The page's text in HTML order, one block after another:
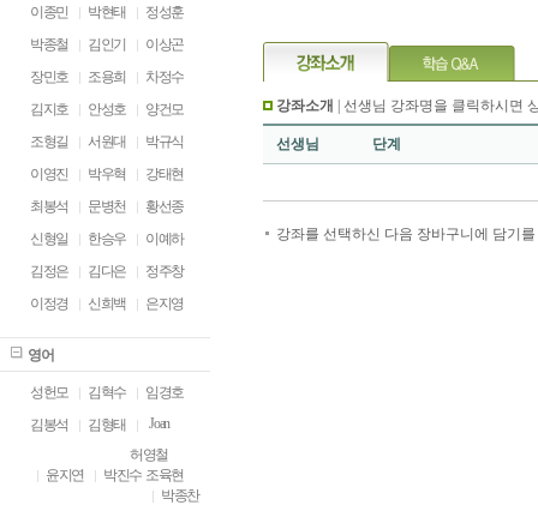
이종민
박현태
정성훈
박종철
김인기
이상곤
장민호
조용희
차정수
김지호
안성호
양건모
조형길
서원대
박규식
이영진
박우혁
강태현
최봉석
문병천
황선종
신형일
한승우
이예하
김정은
김다은
정주창
이정경
신희백 은지영
영어
성헌모 김혁수
임경호
김봉석
김형태
Joan
허영철
윤지연
박진수 조육현
박종찬
강좌소개 | 선생님 강좌명을 클릭하시면
선생님 단계
강좌를 선택하신 다음 장바구니에 담기